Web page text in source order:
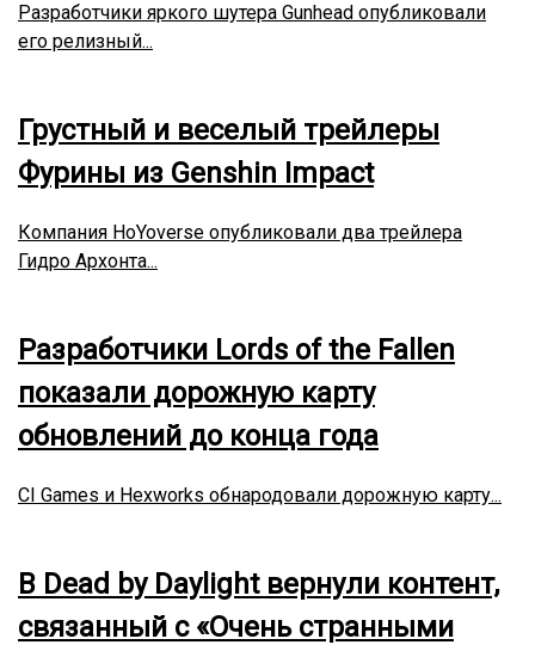
Разработчики яркого шутера Gunhead опубликовали
его релизный...
Грустный и веселый трейлеры
Фурины из Genshin Impact
Компания HoYoverse опубликовали два трейлера
Гидро Архонта...
Разработчики Lords of the Fallen
показали дорожную карту
обновлений до конца года
CI Games и Hexworks обнародовали дорожную карту...
В Dead by Daylight вернули контент,
связанный с «Очень странными